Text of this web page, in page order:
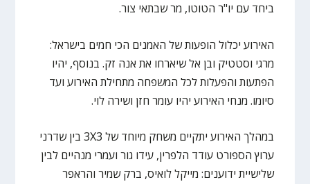
ביחד עם יו"ר הטוטו, מר שבתאי צור.
האירוע יכלול הופעות של האמנים הכי חמים בישראל:
מרגי וסטטיק ובן אל שיארחו את אנה זק. בנוסף, יהיו
הפתעות והפעלות לכל המשפחה מתחילת האירוע ועד
סיומו. מנחי האירוע יהיו עומר חזן ושירה לוי.
במהלך האירוע יתקיים משחק מיוחד של 3X3 בין שדרני
ערוץ הספורט עודד הלפרין, עידו גור ועמרי מנהיים לבין
שלישיית ידוענים: מייקל לואיס, ברק שמיר והראפר